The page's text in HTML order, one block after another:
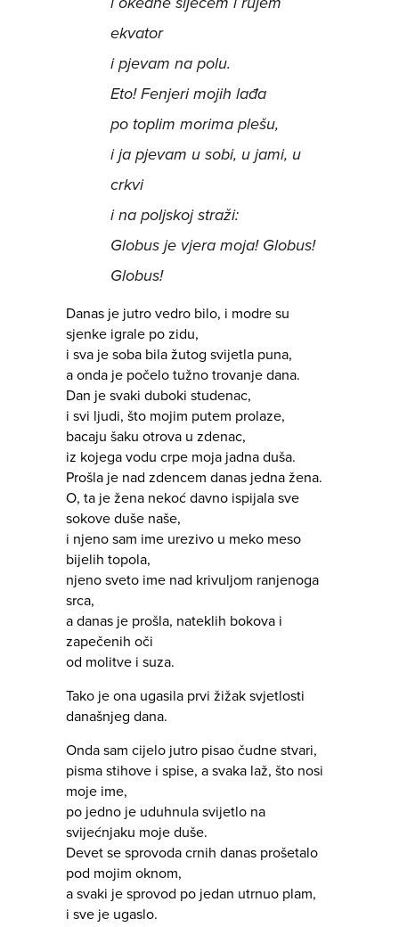
ekvator
i pjevam na polu.
Eto! Fenjeri mojih lađa
po toplim morima plešu,
i ja pjevam u sobi, u jami, u
crkvi
i na poljskoj straži:
Globus je vjera moja! Globus!
Globus!
Danas je jutro vedro bilo, i modre su
sjenke igrale po zidu,
i sva je soba bila žutog svijetla puna,
a onda je počelo tužno trovanje dana.
Dan je svaki duboki studenac,
i svi ljudi, što mojim putem prolaze,
bacaju šaku otrova u zdenac,
iz kojega vodu crpe moja jadna duša.
Prošla je nad zdencem danas jedna žena.
O, ta je žena nekoć davno ispijala sve
sokove duše naše,
i njeno sam ime urezivo u meko meso
bijelih topola,
njeno sveto ime nad krivuljom ranjenoga
srca,
a danas je prošla, nateklih bokova i
zapečenih oči
od molitve i suza.
Tako je ona ugasila prvi žižak svjetlosti
današnjeg dana.
Onda sam cijelo jutro pisao čudne stvari,
pisma stihove i spise, a svaka laž, što nosi
moje ime,
po jedno je uduhnula svijetlo na
svijećnjaku moje duše.
Devet se sprovoda crnih danas prošetalo
pod mojim oknom,
a svaki je sprovod po jedan utrnuo plam,
i sve je ugaslo.